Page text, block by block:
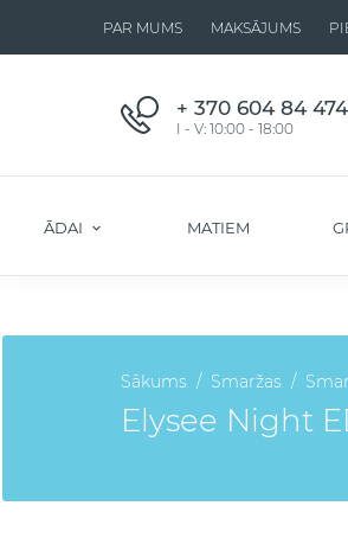
PAR MUMS MAKSĀJUMS
+ 370 604 84 474
I - V: 10:00 - 18:00
ĀDAI MATIEM
Sākums Smaržas
Elysee Night